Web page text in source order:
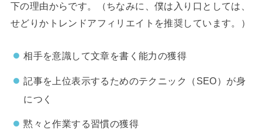
下の理由からです。（ちなみに、僕は入り口としては、
せどりかトレンドアフィリエイトを推奨しています。）
相手を意識して文章を書く能力の獲得
記事を上位表示するためのテクニック（SEO）が身
につく
黙々と作業する習慣の獲得